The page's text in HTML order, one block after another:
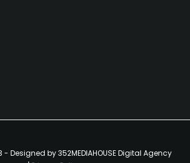
Designed by 352MEDIAHOUSE Digital Agency